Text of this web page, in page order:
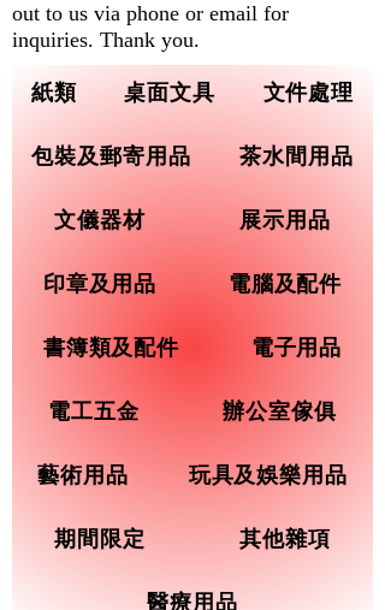
紙類 桌面文具 文件處理
包裝及郵寄用品 茶水間用品
文儀器材 展示用品
印章及用品 電腦及配件
書簿類及配件 電子用品
電工五金 辦公室傢俱
藝術用品 玩具及娛樂用品
期間限定 其他雜項
醫療用品
out to us via phone or email for
inquiries. Thank you.